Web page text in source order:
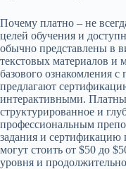
Почему платно – не
целей обучения и
обычно представлены в
текстовых материалов и
базового ознакомления
предлагают
интерактивными.
структурированное и
профессиональным
задания и
могут стоить от $50 до
уровня и